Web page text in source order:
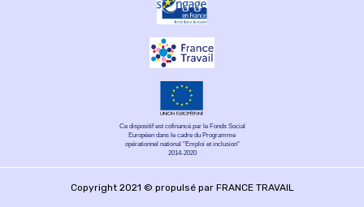
Ce dispositif est cofinancé par le Fonds Social
Européen dans le cadre du Programme
opérationnel national "Emploi et inclusion"
2014-2020
Copyright 2021 © propulsé par FRANCE TRAVAIL